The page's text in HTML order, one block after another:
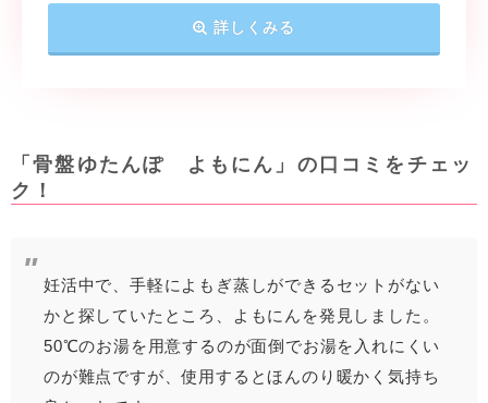
詳しくみる
「骨盤ゆたんぽ よもにん」の口コミをチェッ
ク！
妊活中で、手軽によもぎ蒸しができるセットがない
かと探していたところ、よもにんを発見しました。
50℃のお湯を用意するのが面倒でお湯を入れにくい
のが難点ですが、使用するとほんのり暖かく気持ち